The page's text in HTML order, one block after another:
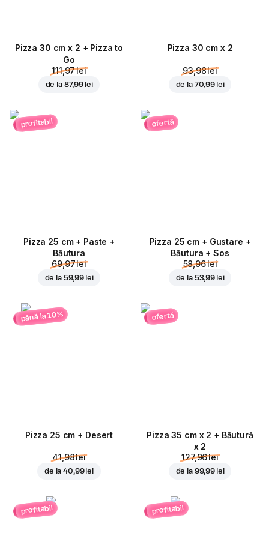
Pizza 30 cm x 2 + Pizza to
Go
111,97 lei
de la 87,99 lei
Pizza 30 cm x 2
93,98 lei
de la 70,99 lei
profitabil
Pizza 25 cm + Paste +
Băutura
69,97 lei
de la 59,99 lei
ofertă
Pizza 25 cm + Gustare +
Băutura + Sos
58,96 lei
de la 53,99 lei
până la 10%
Pizza 25 cm + Desert
41,98 lei
de la40,99 lei
ofertă
Pizza 35 cm x 2 + Băutură
x 2
127,96 lei
de la 99,99 lei
profitabil profitabil